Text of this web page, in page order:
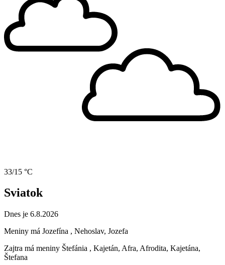
33/15 °C
Sviatok
Dnes je 6.8.2026
Meniny má Jozefína , Nehoslav, Jozefa
Zajtra má meniny Štefánia , Kajetán, Afra, Afrodita, Kajetána,
Štefana